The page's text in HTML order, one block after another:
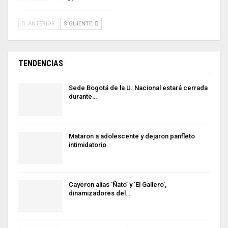
ANTERIOR SIGUIENTE
TENDENCIAS
Sede Bogotá de la U. Nacional estará cerrada
durante…
Mataron a adolescente y dejaron panfleto
intimidatorio
Cayeron alias ‘Ñato’ y ‘El Gallero’,
dinamizadores del…